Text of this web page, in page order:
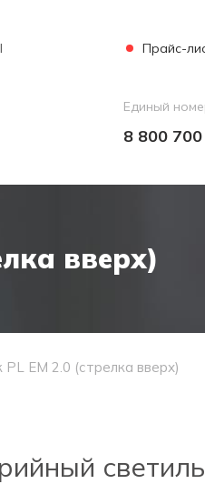
Прайс-
Единый
8 800
вверх)
EM 2.0 (стрелка вверх)